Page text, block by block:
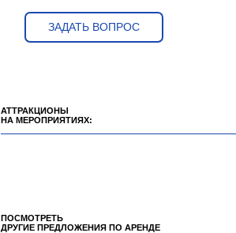
ЗАДАТЬ ВОПРОС
АТТРАКЦИОНЫ
НА МЕРОПРИЯТИЯХ:
ПОСМОТРЕТЬ
ДРУГИЕ ПРЕДЛОЖЕНИЯ ПО АРЕНДЕ